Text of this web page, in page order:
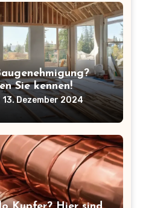
Sie kennen!
13. Dezember 2024